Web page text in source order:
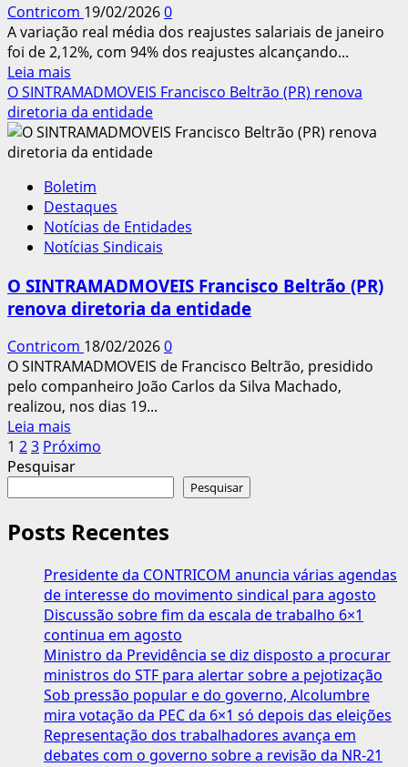
Contricom 19/02/20260
A variação real média dos reajustes salariais de janeiro
foi de 2,12%, com 94% dos reajustes alcançando...
Leia mais
mais
sobre
Dieese:
94%
reajustes
salariais
superam
inflação
janeiro
O SINTRAMADMOVEIS Francisco Beltrão (PR) renova
diretoria da entidade
Boletim
Destaques
Notícias de Entidades
Notícias Sindicais
O SINTRAMADMOVEIS Francisco Beltrão (PR)
renova diretoria da entidade
Contricom 18/02/20260
O SINTRAMADMOVEIS de Francisco Beltrão, presidido
pelo companheiro João Carlos da Silva Machado,
realizou, nos dias 19...
Leia mais
mais
sobre
Francisco
Beltrão
(PR)
renova
diretoria
da
entidade
Paginação
dos
1 23 Próximo
Pesquisar
Pesquisar
Posts Recentes
Presidente da CONTRICOM anuncia várias agendas
de interesse do movimento sindical para agosto
Discussão sobre fim da escala de trabalho 6×1
continua em agosto
Ministro da Previdência se diz disposto a procurar
ministros do STF para alertar sobre a pejotização
Sob pressão popular e do governo, Alcolumbre
mira votação da PEC da 6×1 só depois das eleições
Representação dos trabalhadores avança em
debates com o governo sobre a revisão da NR-21